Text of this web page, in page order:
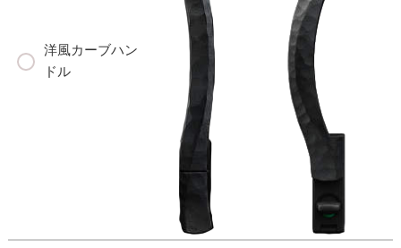
洋風カーブハン
ドル